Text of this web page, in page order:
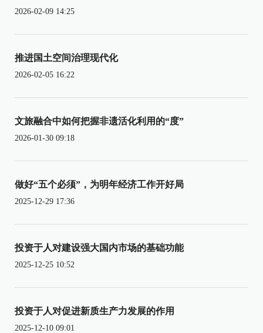
2026-02-09 14:25
推进国土空间治理现代化
2026-02-05 16:22
文旅融合中如何把握非遗活化利用的“度”
2026-01-30 09:18
做好“五个必须”，为明年经济工作开好局
2025-12-29 17:36
投资于人对建设强大国内市场的基础功能
2025-12-25 10:52
投资于人对促进新质生产力发展的作用
2025-12-10 09:01